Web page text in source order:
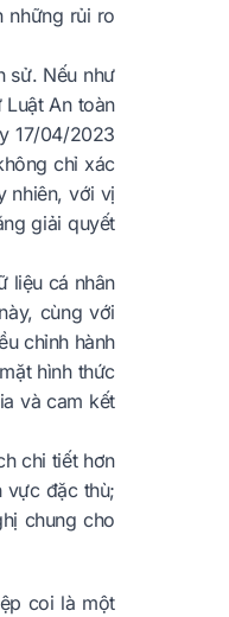
những rủi ro
sử. Nếu như
An toàn
17/04/2023
chỉ xác
nhiên, với vị
giải quyết
liệu cá nhân
cùng với
chỉnh hành
hình thức
và cam kết
chi tiết hơn
vực đặc thù;
chung cho
coi là một